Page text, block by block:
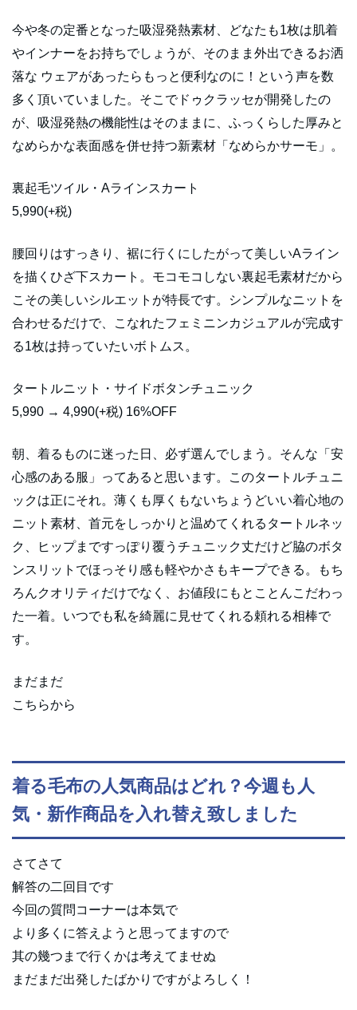
今や冬の定番となった吸湿発熱素材、どなたも1枚は肌着
やインナーをお持ちでしょうが、そのまま外出できるお洒
落な ウェアがあったらもっと便利なのに！という声を数
多く頂いていました。そこでドゥクラッセが開発したの
が、吸湿発熱の機能性はそのままに、ふっくらした厚みと
なめらかな表面感を併せ持つ新素材「なめらかサーモ」。
裏起毛ツイル・Aラインスカート
5,990(+税)
腰回りはすっきり、裾に行くにしたがって美しいAライン
を描くひざ下スカート。モコモコしない裏起毛素材だから
こその美しいシルエットが特長です。シンプルなニットを
合わせるだけで、こなれたフェミニンカジュアルが完成す
る1枚は持っていたいボトムス。
タートルニット・サイドボタンチュニック
5,990 → 4,990(+税) 16%OFF
朝、着るものに迷った日、必ず選んでしまう。そんな「安
心感のある服」ってあると思います。このタートルチュニ
ックは正にそれ。薄くも厚くもないちょうどいい着心地の
ニット素材、首元をしっかりと温めてくれるタートルネッ
ク、ヒップまですっぽり覆うチュニック丈だけど脇のボタ
ンスリットでほっそり感も軽やかさもキープできる。もち
ろんクオリティだけでなく、お値段にもとことんこだわっ
た一着。いつでも私を綺麗に見せてくれる頼れる相棒で
す。
まだまだ
こちらから
着る毛布の人気商品はどれ？今週も人
気・新作商品を入れ替え致しました
さてさて
解答の二回目です
今回の質問コーナーは本気で
より多くに答えようと思ってますので
其の幾つまで行くかは考えてませぬ
まだまだ出発したばかりですがよろしく！